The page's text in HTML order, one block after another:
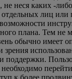
неся каких -
лиц или
плана. Тем не
обычно имеет
зрения
поддержки.
к более